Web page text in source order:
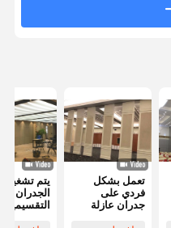
تعمل بشكل
فردي على
جدران عازلة
يتم تشغيل
الجدران
التقسيمية